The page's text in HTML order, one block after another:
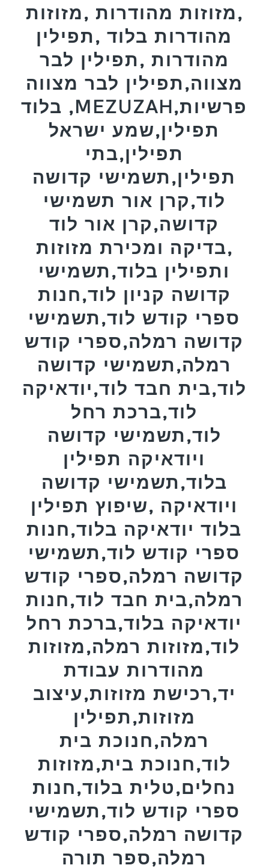
,מזוזות מהודרות ,מזוזות
מהודרות בלוד ,תפילין
מהודרות ,תפילין לבר
מצווה,תפילין לבר מצווה
בלוד ,MEZUZAH,פרשיות
תפילין,שמע ישראל
תפילין,בתי
תפילין,תשמישי קדושה
לוד,קרן אור תשמישי
קדושה,קרן אור לוד
,בדיקה ומכירת מזוזות
ותפילין בלוד,תשמישי
קדושה קניון לוד,חנות
ספרי קודש לוד,תשמישי
קדושה רמלה,ספרי קודש
רמלה,תשמישי קדושה
לוד,בית חבד לוד,יודאיקה
לוד,ברכת רחל
לוד,תשמישי קדושה
ויודאיקה תפילין
בלוד,תשמישי קדושה
ויודאיקה ,שיפוץ תפילין
בלוד יודאיקה בלוד,חנות
ספרי קודש לוד,תשמישי
קדושה רמלה,ספרי קודש
רמלה,בית חבד לוד,חנות
יודאיקה בלוד,ברכת רחל
לוד,מזוזות רמלה,מזוזות
מהודרות עבודת
יד,רכישת מזוזות,עיצוב
מזוזות,תפילין
רמלה,חנוכת בית
לוד,חנוכת בית,מזוזות
נחלים,טלית בלוד,חנות
ספרי קודש לוד,תשמישי
קדושה רמלה,ספרי קודש
רמלה,ספר תורה